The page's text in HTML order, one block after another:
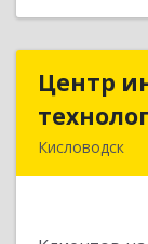
Центр
Кисловодск